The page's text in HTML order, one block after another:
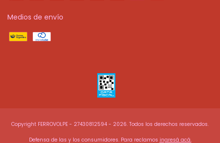
Medios de envío
Copyright FERROVOLPE - 27430812594 - 2026. Todos los derechos reservados.
Defensa de las y los consumidores. Para reclamos ingresá acá.